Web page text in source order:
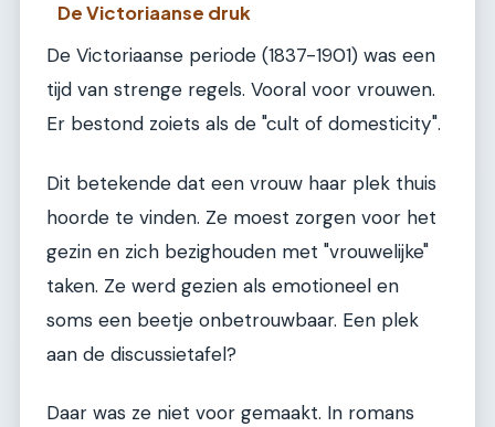
De Victoriaanse druk
De Victoriaanse periode (1837-1901) was een
tijd van strenge regels. Vooral voor vrouwen.
Er bestond zoiets als de "cult of domesticity".
Dit betekende dat een vrouw haar plek thuis
hoorde te vinden. Ze moest zorgen voor het
gezin en zich bezighouden met "vrouwelijke"
taken. Ze werd gezien als emotioneel en
soms een beetje onbetrouwbaar. Een plek
aan de discussietafel?
Daar was ze niet voor gemaakt. In romans